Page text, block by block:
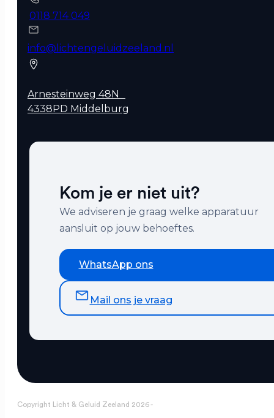
0118 714 049
info@lichtengeluidzeeland.nl
Arnesteinweg 48N
4338PD Middelburg
Kom je er niet uit?
We adviseren je graag welke apparatuur
aansluit op jouw behoeftes.
WhatsApp ons
Mail ons je vraag
Copyright Licht & Geluid Zeeland 2026 -